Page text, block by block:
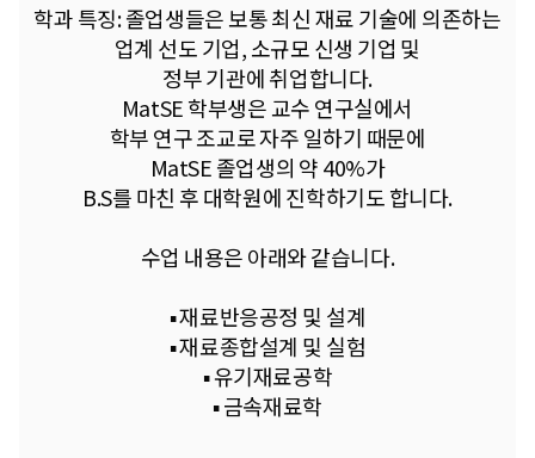
학과 특징: 졸업생들은 보통 최신 재료 기술에 의존하는
업계 선도 기업, 소규모 신생 기업 및
정부 기관에 취업합니다.
MatSE 학부생은 교수 연구실에서
학부 연구 조교로 자주 일하기 때문에
MatSE 졸업생의 약 40%가
B.S를 마친 후 대학원에 진학하기도 합니다.
수업 내용은 아래와 같습니다.
▪︎ 재료반응공정 및 설계
▪︎ 재료종합설계 및 실험
▪︎ 유기재료공학
▪︎ 금속재료학